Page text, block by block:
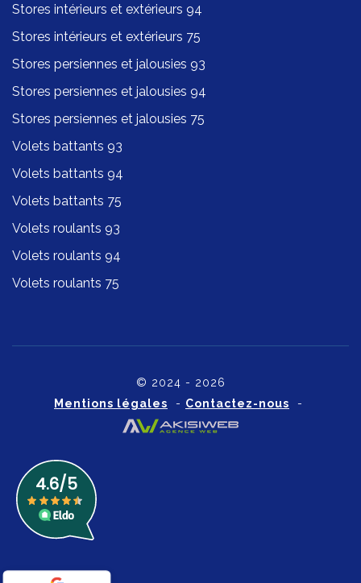
Stores intérieurs et extérieurs 94
Stores intérieurs et extérieurs 75
Stores persiennes et jalousies 93
Stores persiennes et jalousies 94
Stores persiennes et jalousies 75
Volets battants 93
Volets battants 94
Volets battants 75
Volets roulants 93
Volets roulants 94
Volets roulants 75
© 2024 - 2026
Mentions légales - Contactez-nous -